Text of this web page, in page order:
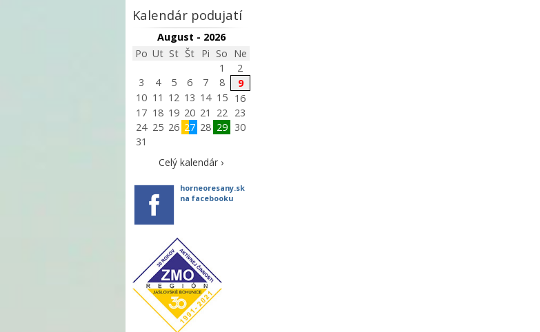
Kalendár podujatí
August - 2026
Po Ut St Št Pi So Ne
1
2
3
4 5 6 7 8
9
10 11 12 13 14 15
16
17 18 19 20 21 22
23
24 25 26 27 28 29
30
31
Celý kalendár ›
horneoresany.sk
na facebooku